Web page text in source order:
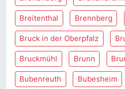
Breitenthal Brennberg
Bruck in der Oberpfalz
Bruckmühl Brunn
Bubenreuth Bubesheim